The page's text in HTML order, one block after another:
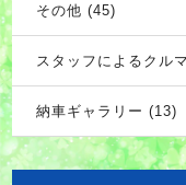
その他 (45)
スタッフによるクル
納車ギャラリー (13)